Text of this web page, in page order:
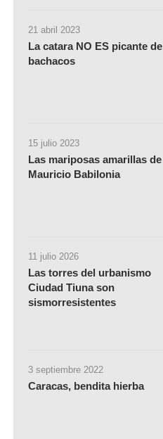
21 abril 2023
La catara NO ES picante de
bachacos
15 julio 2023
Las mariposas amarillas de
Mauricio Babilonia
11 julio 2026
Las torres del urbanismo
Ciudad Tiuna son
sismorresistentes
3 septiembre 2022
Caracas, bendita hierba